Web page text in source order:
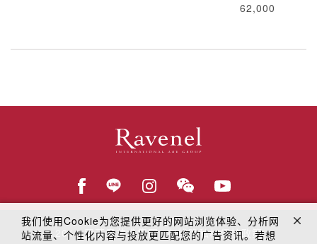
62,000
© 2018罗芙奥艺术集团 在线隐私权保护政策
我们使用Cookie为您提供更好的网站浏览体验、分析网
站流量、个性化内容与投放更匹配您的广告资讯。若想